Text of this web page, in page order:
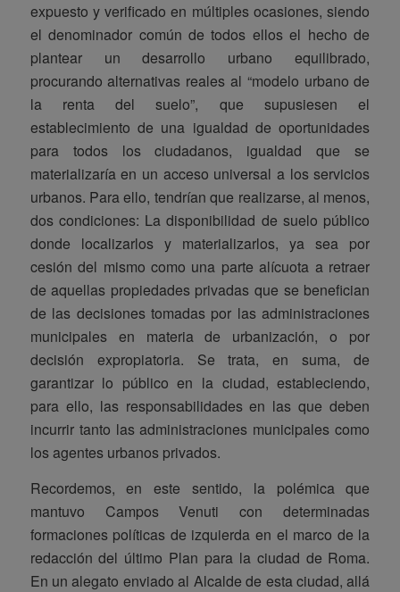
expuesto y verificado en múltiples ocasiones, siendo
el denominador común de todos ellos el hecho de
plantear un desarrollo urbano equilibrado,
procurando alternativas reales al “modelo urbano de
la renta del suelo”, que supusiesen el
establecimiento de una igualdad de oportunidades
para todos los ciudadanos, igualdad que se
materializaría en un acceso universal a los servicios
urbanos. Para ello, tendrían que realizarse, al menos,
dos condiciones: La disponibilidad de suelo público
donde localizarlos y materializarlos, ya sea por
cesión del mismo como una parte alícuota a retraer
de aquellas propiedades privadas que se benefician
de las decisiones tomadas por las administraciones
municipales en materia de urbanización, o por
decisión expropiatoria. Se trata, en suma, de
garantizar lo público en la ciudad, estableciendo,
para ello, las responsabilidades en las que deben
incurrir tanto las administraciones municipales como
los agentes urbanos privados.
Recordemos, en este sentido, la polémica que
mantuvo Campos Venuti con determinadas
formaciones políticas de izquierda en el marco de la
redacción del último Plan para la ciudad de Roma.
En un alegato enviado al Alcalde de esta ciudad, allá